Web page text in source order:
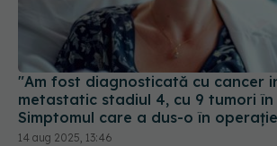
"Am fost diagnosticată cu cancer
metastatic stadiul 4, cu 9 tumori
Simptomul care a dus-o în
14 aug 2025, 13:46